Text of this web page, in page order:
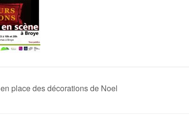
place des décorations de Noel